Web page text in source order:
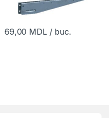
69,00 MDL/ buc.